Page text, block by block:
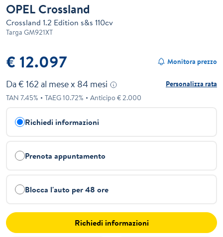
OPEL Crossland
Crossland 1.2 Edition s&s 110cv
Targa GM921XT
€ 12.097 Monitora prezzo
Da € 162 al mese x 84 mesi
Personalizza rata
TAN 7.45% TAEG10.72% Anticipo €2.000
Richiedi informazioni
Prenota appuntamento
Blocca l'auto per 48 ore
Richiedi informazioni